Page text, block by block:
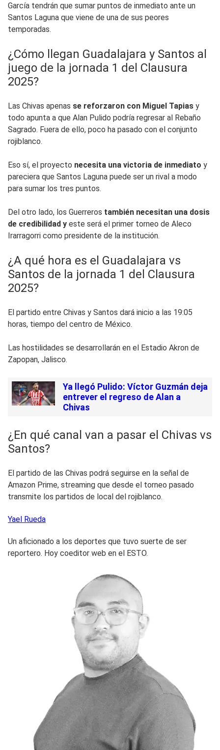
García tendrán que sumar puntos de inmediato ante un
Santos Laguna que viene de una de sus peores
temporadas.
¿Cómo llegan Guadalajara y Santos al
juego de la jornada 1 del Clausura
2025?
Las Chivas apenas se reforzaron con Miguel Tapias y
todo apunta a que Alan Pulido podría regresar al Rebaño
Sagrado. Fuera de ello, poco ha pasado con el conjunto
rojiblanco.
Eso sí, el proyecto necesita una victoria de inmediato y
pareciera que Santos Laguna puede ser un rival a modo
para sumar los tres puntos.
Del otro lado, los Guerreros también necesitan una dosis
de credibilidad y este será el primer torneo de Aleco
Irarragorri como presidente de la institución.
¿A qué hora es el Guadalajara vs
Santos de la jornada 1 del Clausura
2025?
El partido entre Chivas y Santos dará inicio a las 19:05
horas, tiempo del centro de México.
Las hostilidades se desarrollarán en el Estadio Akron de
Zapopan, Jalisco.
Ya llegó Pulido: Víctor Guzmán deja
entrever el regreso de Alan a
Chivas
¿En qué canal van a pasar el Chivas vs
Santos?
El partido de las Chivas podrá seguirse en la señal de
Amazon Prime, streaming que desde el torneo pasado
transmite los partidos de local del rojiblanco.
Yael Rueda
Un aficionado a los deportes que tuvo suerte de ser
reportero. Hoy coeditor web en el ESTO.